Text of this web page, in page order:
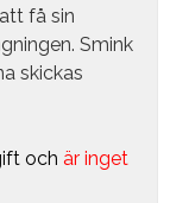
få sin
Smink
skickas
och är inget